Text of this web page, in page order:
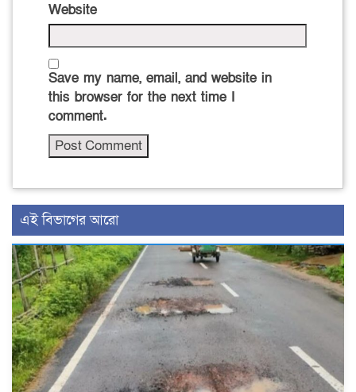
Website
Save my name, email, and website in
this browser for the next time I
comment.
এই বিভাগের আরো